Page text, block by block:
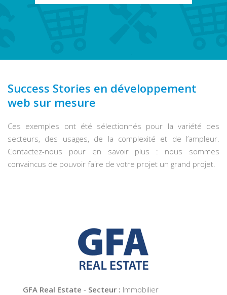
Success Stories en développement
web sur mesure
Ces exemples ont été sélectionnés pour la variété des
secteurs, des usages, de la complexité et de l’ampleur.
Contactez-nous pour en savoir plus : nous sommes
convaincus de pouvoir faire de votre projet un grand projet.
GFA Real Estate - Secteur : Immobilier